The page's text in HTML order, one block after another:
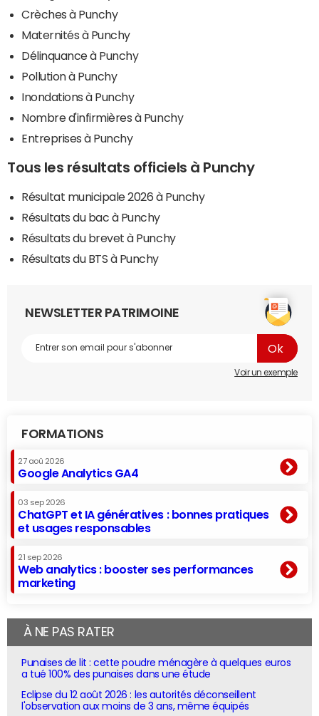
Crèches à Punchy
Maternités à Punchy
Délinquance à Punchy
Pollution à Punchy
Inondations à Punchy
Nombre d'infirmières à Punchy
Entreprises à Punchy
Tous les résultats officiels à Punchy
Résultat municipale 2026 à Punchy
Résultats du bac à Punchy
Résultats du brevet à Punchy
Résultats du BTS à Punchy
NEWSLETTER PATRIMOINE
Voir un exemple
FORMATIONS
27 aoû 2026
Google Analytics GA4
03 sep 2026
ChatGPT et IA génératives : bonnes pratiques
et usages responsables
21 sep 2026
Web analytics : booster ses performances
marketing
À NE PAS RATER
Punaises de lit : cette poudre ménagère à quelques euros
a tué 100% des punaises dans une étude
Eclipse du 12 août 2026 : les autorités déconseillent
l'observation aux moins de 3 ans, même équipés